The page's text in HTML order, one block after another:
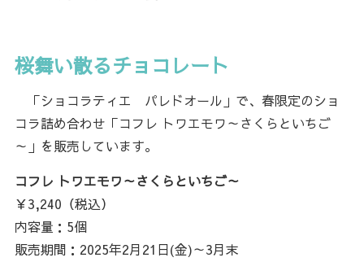
桜舞い散るチョコレート
「ショコラティエ パレドオール」で、春限定のショ
コラ詰め合わせ「コフレ トワエモワ～さくらといちご
～」を販売しています。
コフレ トワエモワ～さくらといちご～
￥3,240（税込）
内容量：5個
販売期間：2025年2月21日(金)～3月末